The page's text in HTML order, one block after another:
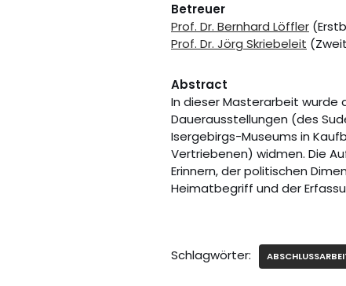
Betreuer
Prof. Dr. Bernhard Löffler
Prof. Dr. Jörg Skriebeleit
Abstract
In dieser Masterarbeit wurde
Dauerausstellungen (des
Isergebirgs-Museums in
Vertriebenen) widmen. Die
Erinnern, der politischen
Heimatbegriff und der
Schlagwörter: